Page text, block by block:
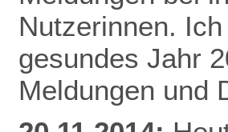
Nutzerinnen.
gesundes Jahr
Meldungen und